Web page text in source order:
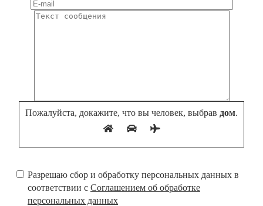
Пожалуйста, докажите, что вы человек, выбрав дом.
Разрешаю сбор и обработку персональных данных в
соответствии с Соглашением об обработке
персональных данных